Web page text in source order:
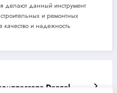
делают данный инструмент
и ремонтных
качество и надежность
Denzel